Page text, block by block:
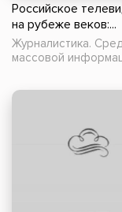
Российское
на рубеже веков:...
Журналистика.
массовой